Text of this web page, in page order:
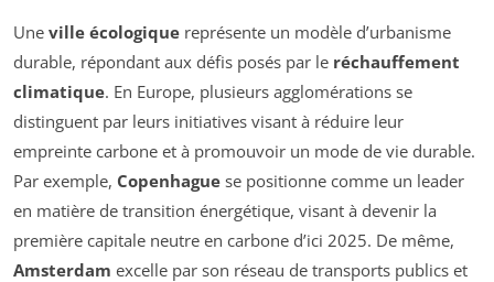
Une ville écologique représente un modèle d’urbanisme
durable, répondant aux défis posés par le réchauffement
climatique. En Europe, plusieurs agglomérations se
distinguent par leurs initiatives visant à réduire leur
empreinte carbone et à promouvoir un mode de vie durable.
Par exemple, Copenhague se positionne comme un leader
en matière de transition énergétique, visant à devenir la
première capitale neutre en carbone d’ici 2025. De même,
Amsterdam excelle par son réseau de transports publics et